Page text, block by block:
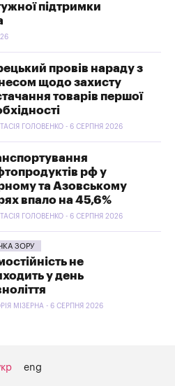
підтримки
провів нараду з
щодо захисту
товарів першої
ГОЛОВЕНКО - 6 СЕРПНЯ 2026
рф у
та Азовському
впало на 45,6%
ГОЛОВЕНКО - 6 СЕРПНЯ 2026
ЗОРУ
не
у день
МІЗЕРНА - 6 СЕРПНЯ 2026
eng